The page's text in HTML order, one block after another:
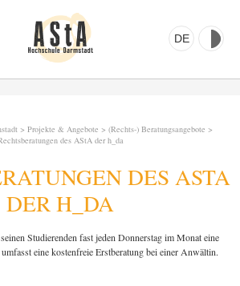
DE
> Projekte & Angebote > (Rechts-) Beratungsangebote >
des AStA der h_da
DES ASTA
DER H_DA
Studierenden fast jeden Donnerstag im Monat eine
eine kostenfreie Erstberatung bei einer Anwältin.